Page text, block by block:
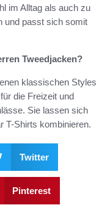
im Alltag als auch zu
und passt sich somit
Tweedjacken?
klassischen Styles
die Freizeit und
Sie lassen sich
T-Shirts kombinieren.
Twitter
Pinterest